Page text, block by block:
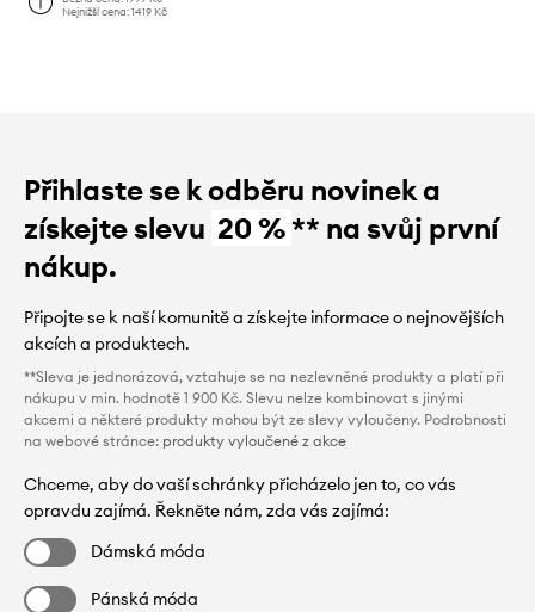
Nejnižší cena:1419 Kč
Přihlaste se k odběru novinek a
získejte slevu 20 %** na svůj první
nákup.
Připojte se k naší komunitě a získejte informace o nejnovějších
akcích a produktech.
**Sleva je jednorázová, vztahuje se na nezlevněné produkty a platí při
nákupu v min. hodnotě 1 900 Kč. Slevu nelze kombinovat s jinými
akcemi a některé produkty mohou být ze slevy vyloučeny. Podrobnosti
na webové stránce: produkty vyloučené z akce
Chceme, aby do vaší schránky přicházelo jen to, co vás
opravdu zajímá. Řekněte nám, zda vás zajímá:
Dámská móda
Pánská móda